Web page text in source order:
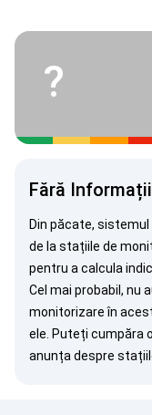
?
Fără
Din păcate,
de la stațiile de
pentru a calcula
Cel mai probabil, nu
monitorizare în
ele. Puteți cumpăra
anunța despre